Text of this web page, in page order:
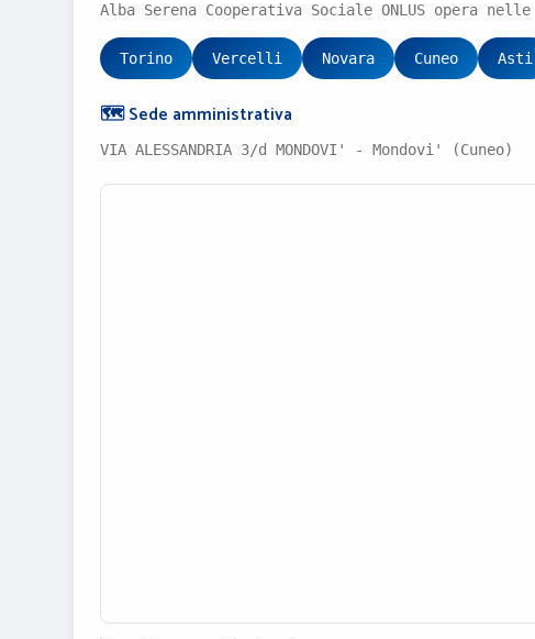
Alba Serena Cooperativa Sociale ONLUS opera
Torino Vercelli Novara Cuneo Asti
🗺️ Sede amministrativa
VIA ALESSANDRIA 3/d MONDOVI' - Mondovi' (Cuneo)